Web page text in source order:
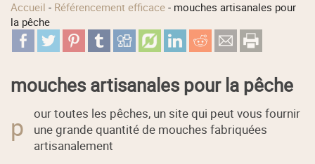
Accueil - Référencement efficace - mouches artisanales pour
la pêche
mouches artisanales pour la pêche
p
our toutes les pêches, un site qui peut vous fournir
une grande quantité de mouches fabriquées
artisanalement